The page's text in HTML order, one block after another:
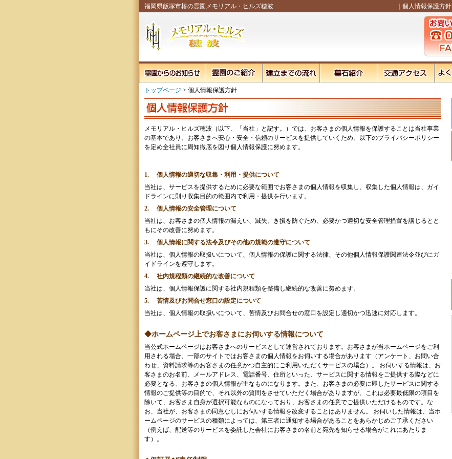
福岡県飯塚市椿の霊園メモリアル・ヒルズ穂波 個人情報保護方針
トップページ > 個人情報保護方針
メモリアル・ヒルズ穂波（以下、「当社」と記す。）では、お客さまの個人情報を保護することは当社事業
の基本であり、お客さまへ安心・安全・信頼のサービスを提供していくため、以下のプライバシーポリシー
を定め全社員に周知徹底を図り個人情報保護に努めます。
1. 個人情報の適切な収集・利用・提供について
当社は、サービスを提供するために必要な範囲でお客さまの個人情報を収集し、収集した個人情報は、ガイ
ドラインに則り収集目的の範囲内で利用・提供を行います。
2. 個人情報の安全管理について
当社は、お客さまの個人情報の漏えい、滅失、き損を防ぐため、必要かつ適切な安全管理措置を講じるとと
もにその改善に努めます。
3. 個人情報に関する法令及びその他の規範の遵守について
当社は、個人情報の取扱いについて、個人情報の保護に関する法律、その他個人情報保護関連法令並びにガ
イドラインを遵守します。
4. 社内規程類の継続的な改善について
当社は、個人情報保護に関する社内規程類を整備し継続的な改善に努めます。
5. 苦情及びお問合せ窓口の設定について
当社は、個人情報の取扱いについて、苦情及びお問合せの窓口を設定し適切かつ迅速に対応します。
◆ホームページ上でお客さまにお伺いする情報について
当公式ホームページはお客さまへのサービスとして運営されております。お客さまが当ホームページをご利
用される場合、一部のサイトではお客さまの個人情報をお伺いする場合があります（アンケート、お問い合
わせ、資料請求等のお客さまの任意かつ自主的にご利用いただくサービスの場合）。 お伺いする情報は、お
客さまのお名前、メールアドレス、電話番号、住所といった、サービスに関する情報をご提供する際などに
必要となる、お客さまの個人情報が主なものになります。また、お客さまの必要に即したサービスに関する
情報のご提供等の目的で、それ以外の質問をさせていただく場合がありますが、これは必要最低限の項目を
除いて、お客さま自身が選択可能なものになっており、お客さまの任意でご提供いただけるものです。な
お、当社が、お客さまの同意なしにお伺いする情報を改変することはありません。 お伺いした情報は、当ホ
ームページのサービスの種類によっては、第三者に通知する場合があることをあらかじめご了承ください
（例えば、配送等のサービスを委託した会社にお客さまの名前と宛先を知らせる場合がこれにあたりま
す）。